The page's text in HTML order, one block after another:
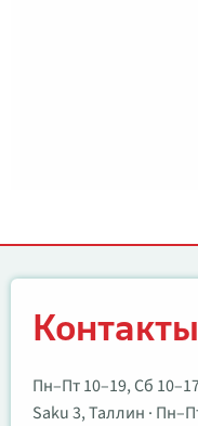
Контакты
Контакты
Пн–Пт 10–19, Сб
Saku 3, Таллин ·